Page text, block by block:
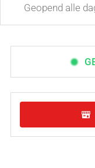
Geopend alle